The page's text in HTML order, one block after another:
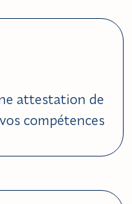
attestation de
compétences